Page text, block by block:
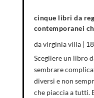
cinque libri da
contemporanei
davirginia villa|
Scegliere un libro
sembrare
diversi e non
che piaccia a tutti.